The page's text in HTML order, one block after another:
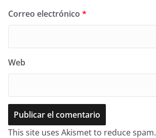
Correo electrónico *
Web
This site uses Akismet to reduce spam.